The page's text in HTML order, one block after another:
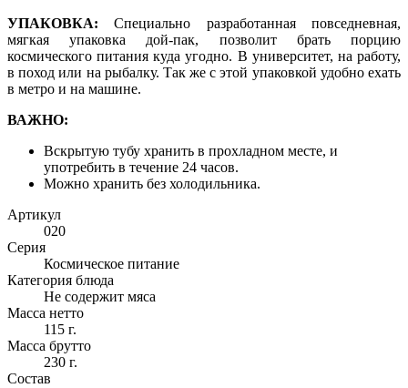
УПАКОВКА:Специально разработанная повседневная,
мягкая упаковка дой-пак, позволит брать порцию
космического питания куда угодно. В университет, на работу,
в поход или на рыбалку. Так же с этой упаковкой удобно ехать
в метро и на машине.
ВАЖНО:
Вскрытую тубу хранить в прохладном месте, и
употребить в течение 24 часов.
Можно хранить без холодильника.
Артикул
020
Серия
Космическое питание
Категория блюда
Не содержит мяса
Масса нетто
115 г.
Масса брутто
230 г.
Состав